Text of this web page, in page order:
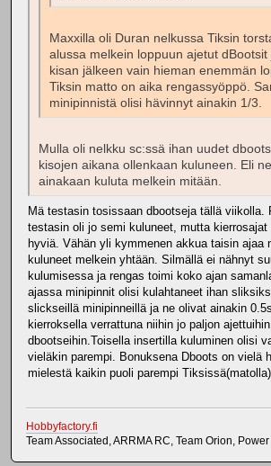
Maxxilla oli Duran nelkussa Tiksin
alussa melkein loppuun ajetut dBootsit
kisan jälkeen vain hieman enemmän
Tiksin matto on aika rengassyöppö.
minipinnistä olisi hävinnyt ainakin 1/3.
Mulla oli nelkku sc:ssä ihan uudet
kisojen aikana ollenkaan kuluneen. Eli
ainakaan kuluta melkein mitään.
Mä testasin tosissaan dbootseja tällä viikolla.
testasin oli jo semi kuluneet, mutta
hyviä. Vähän yli kymmenen akkua taisin ajaa
kuluneet melkein yhtään. Silmällä ei nähnyt
kulumisessa ja rengas toimi koko ajan
ajassa minipinnit olisi kulahtaneet ihan
slickseillä minipinneillä ja ne olivat ainakin
kierroksella verrattuna niihin jo paljon ajettuihin
dbootseihin.Toisella insertilla kuluminen olisi
vieläkin parempi. Bonuksena Dboots on vielä
mielestä kaikin puoli parempi
Hobbyfactory.fi
Team Associated, ARRMA RC, Team Orion, Power